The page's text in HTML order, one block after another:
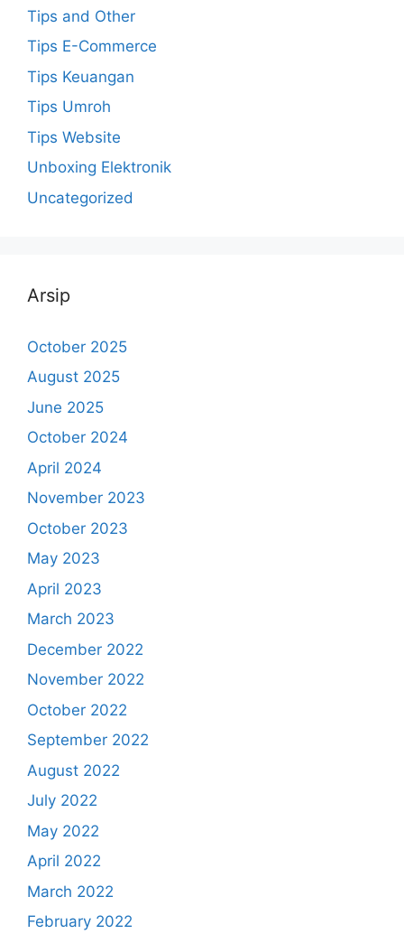
Tips and Other
Tips E-Commerce
Tips Keuangan
Tips Umroh
Tips Website
Unboxing Elektronik
Uncategorized
Arsip
October 2025
August 2025
June 2025
October 2024
April 2024
November 2023
October 2023
May 2023
April 2023
March 2023
December 2022
November 2022
October 2022
September 2022
August 2022
July 2022
May 2022
April 2022
March 2022
February 2022